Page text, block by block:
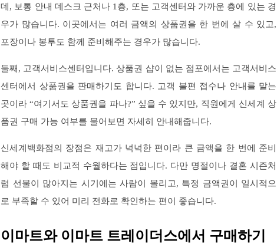
데, 보통 안내 데스크 근처나 1층, 또는 고객센터와 가까운 층에 있는 경
우가 많습니다. 이곳에서는 여러 금액의 상품권을 한 번에 살 수 있고,
포장이나 봉투도 함께 준비해주는 경우가 많습니다.
둘째, 고객서비스센터입니다. 상품권 샵이 없는 점포에서는 고객서비스
센터에서 상품권을 판매하기도 합니다. 고객 불편 접수나 안내를 맡는
곳이라 “여기서도 상품권을 파나?” 싶을 수 있지만, 직원에게 신세계 상
품권 구매 가능 여부를 물어보면 자세히 안내해줍니다.
신세계백화점의 장점은 재고가 넉넉한 편이라 큰 금액을 한 번에 준비
해야 할 때도 비교적 수월하다는 점입니다. 다만 명절이나 결혼 시즌처
럼 선물이 많아지는 시기에는 사람이 몰리고, 특정 금액권이 일시적으
로 부족할 수 있어 미리 전화로 확인하는 편이 좋습니다.
이마트와 이마트 트레이더스에서 구매하기